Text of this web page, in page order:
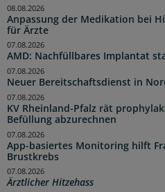
Anpassung der Medikation bei
für Ärzte
08.08.2026
AMD: Nachfüllbares Implantat
07.08.2026
Neuer Bereitschaftsdienst in
07.08.2026
KV Rheinland-Pfalz rät
Befüllung abzurechnen
07.08.2026
App-basiertes Monitoring hilft
Brustkrebs
07.08.2026
Ärztlicher Hitzehass
07.08.2026